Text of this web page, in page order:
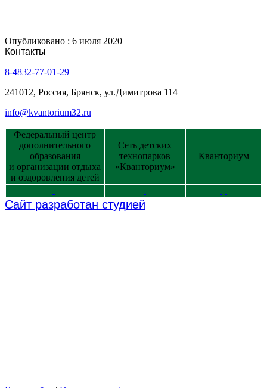
Опубликовано : 6 июля 2020
Контакты
8-4832-77-01-29
241012, Россия, Брянск, ул.Димитрова 114
info@kvantorium32.ru
Федеральный центр
дополнительного
образования
и организации отдыха
и оздоровления детей
Сеть детских
технопарков
«Кванториум»
Кванториум
Сайт разработан студией